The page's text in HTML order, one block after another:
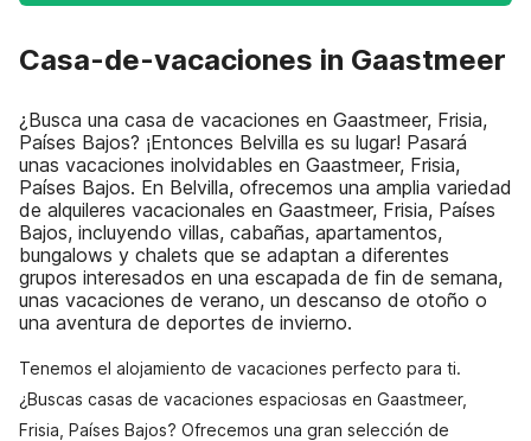
Casa-de-vacaciones in Gaastmeer
¿Busca una casa de vacaciones en Gaastmeer, Frisia,
Países Bajos? ¡Entonces Belvilla es su lugar! Pasará
unas vacaciones inolvidables en Gaastmeer, Frisia,
Países Bajos. En Belvilla, ofrecemos una amplia variedad
de alquileres vacacionales en Gaastmeer, Frisia, Países
Bajos, incluyendo villas, cabañas, apartamentos,
bungalows y chalets que se adaptan a diferentes
grupos interesados en una escapada de fin de semana,
unas vacaciones de verano, un descanso de otoño o
una aventura de deportes de invierno.
Tenemos el alojamiento de vacaciones perfecto para ti.
¿Buscas casas de vacaciones espaciosas en Gaastmeer,
Frisia, Países Bajos? Ofrecemos una gran selección de